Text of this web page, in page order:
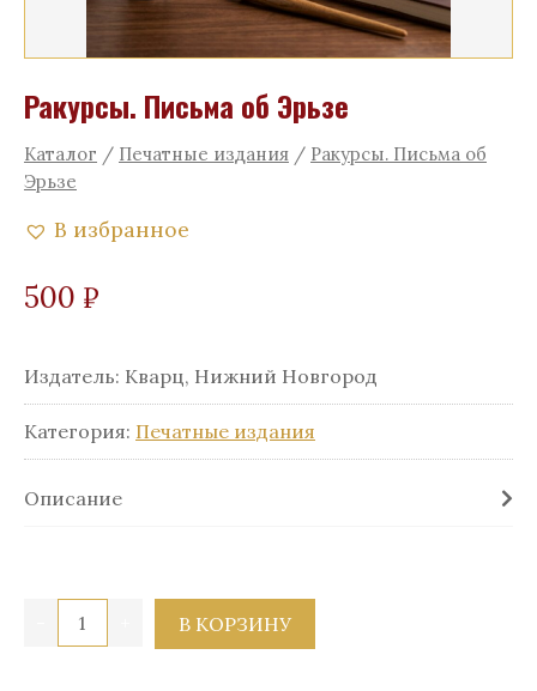
Ракурсы. Письма об Эрьзе
Каталог / Печатные издания / Ракурсы. Письма об
Эрьзе
В избранное
500 ₽
Издатель: Кварц, Нижний Новгород
Категория: Печатные издания
Описание
Quantity В КОРЗИНУ